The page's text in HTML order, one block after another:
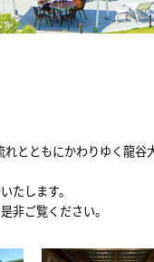
とともにかわりゆく龍
たします。
非ご覧ください。